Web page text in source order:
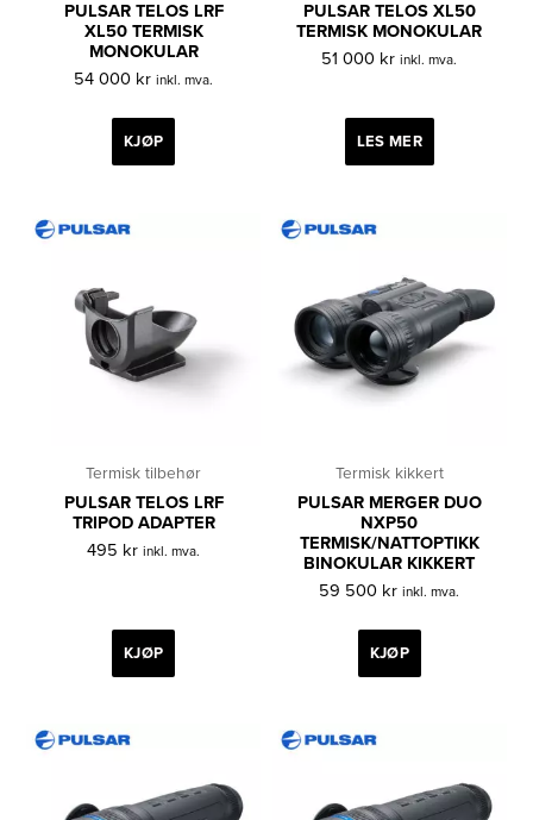
PULSAR TELOS LRF
XL50 TERMISK
MONOKULAR
54 000 kr inkl. mva.
KJØP
PULSAR TELOS XL50
TERMISK MONOKULAR
51 000 kr inkl. mva.
LES MER
Termisk tilbehør
PULSAR TELOS LRF
TRIPOD ADAPTER
495 kr inkl. mva.
KJØP
Termisk kikkert
PULSAR MERGER DUO
NXP50
TERMISK/NATTOPTIKK
BINOKULAR KIKKERT
59 500 kr inkl. mva.
KJØP